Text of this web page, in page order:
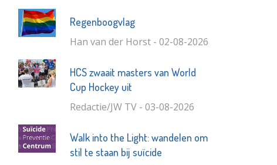
Regenboogvlag
Han van der Horst - 02-08-2026
HCS zwaait masters van World
Cup Hockey uit
Redactie/JW TV - 03-08-2026
Walk into the Light: wandelen om
stil te staan bij suïcide